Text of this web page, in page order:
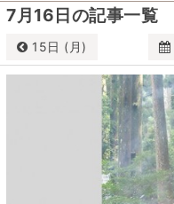
7月16日の記事一覧
15日 (月)
7月 2024
火
1 2
8 9
15 16